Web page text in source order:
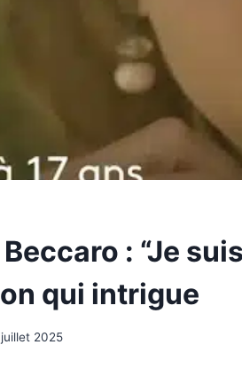
: “Je
qui intrigue
2025